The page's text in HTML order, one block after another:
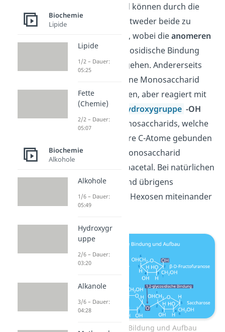
und können durch die
Kondensation entweder beide zu
Acetalen werden, wobei dieanomeren
C-Atome die glykosidische Bindung
miteinander eingehen. Andererseits
kann auch das eine Monosaccharid
zum Acetal werden, aber reagiert mit
einer anderen
Hydroxygruppe -OH
des anderen Monosaccharids, welche
nicht ans anomere C-Atome gebunden
ist. Das zweite Monosaccharid
verbleibt als Halbacetal. Bei natürlichen
Disacchariden sind übrigens
typischerweise 2 Hexosen miteinander
Disaccharide Bildung und Aufbau
Biochemie
Lipide
Lipide
1/2 – Dauer:
05:25
Fette
(Chemie)
2/2 – Dauer:
05:07
Biochemie
Alkohole
Alkohole
1/6 – Dauer:
05:49
Hydroxygr
uppe
2/6 – Dauer:
03:20
Alkanole
3/6 – Dauer:
04:28